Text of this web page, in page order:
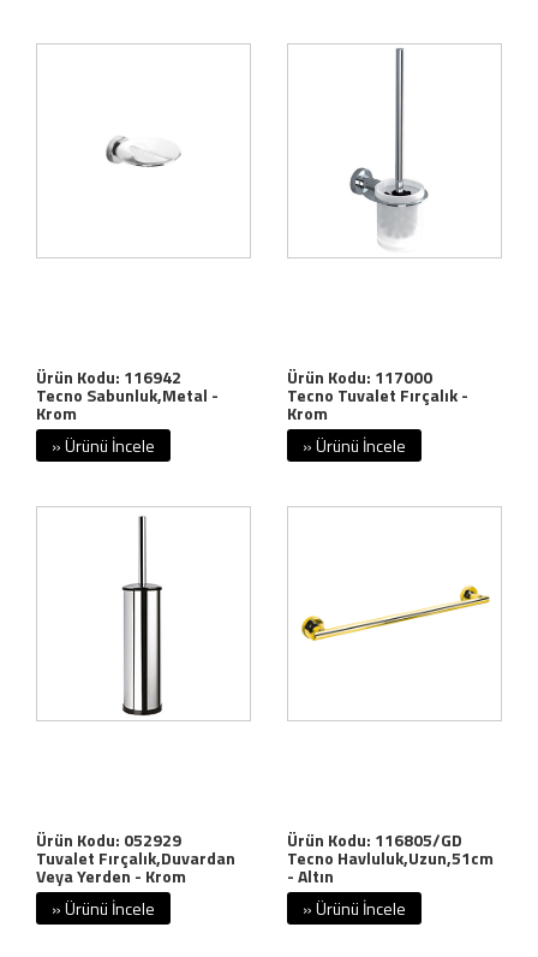
Ürün Kodu: 116942
Tecno Sabunluk,Metal -
Krom
» Ürünü İncele
Ürün Kodu: 117000
Tecno Tuvalet Fırçalık -
Krom
» Ürünü İncele
Ürün Kodu: 052929
Tuvalet Fırçalık,Duvardan
Veya Yerden - Krom
» Ürünü İncele
Ürün Kodu: 116805/GD
Tecno Havluluk,Uzun,51cm
- Altın
» Ürünü İncele